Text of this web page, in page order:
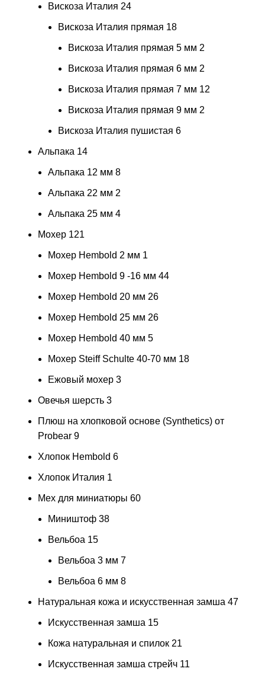
Вискоза Италия 24
Вискоза Италия прямая 18
Вискоза Италия прямая 5 мм 2
Вискоза Италия прямая 6 мм 2
Вискоза Италия прямая 7 мм 12
Вискоза Италия прямая 9 мм 2
Вискоза Италия пушистая 6
Альпака 14
Альпака 12 мм 8
Альпака 22 мм 2
Альпака 25 мм 4
Мохер 121
Мохер Hembold 2 мм 1
Мохер Hembold 9 -16 мм 44
Мохер Hembold 20 мм 26
Мохер Hembold 25 мм 26
Мохер Hembold 40 мм 5
Мохер Steiff Schulte 40-70 мм 18
Ежовый мохер 3
Овечья шерсть 3
Плюш на хлопковой основе (Synthetics) от
Probear 9
Хлопок Hembold 6
Хлопок Италия 1
Мех для миниатюры 60
Миништоф 38
Вельбоа 15
Вельбоа 3 мм 7
Вельбоа 6 мм 8
Натуральная кожа и искусственная замша 47
Искусственная замша 15
Кожа натуральная и спилок 21
Искусственная замша стрейч 11